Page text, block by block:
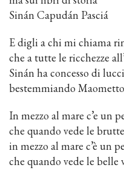
Sinán Capudán Pasciá
E digli a chi mi chiama
che a tutte le ricchezze
Sinán ha concesso di
bestemmiando
In mezzo al mare c’e un
che quando vede le
in mezzo al mare c’è un
che quando vede le belle